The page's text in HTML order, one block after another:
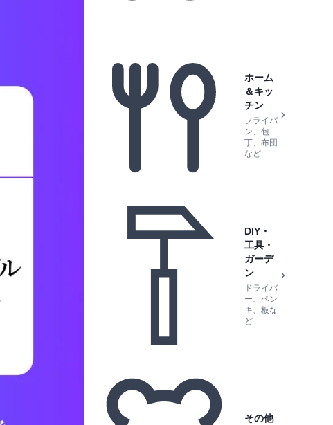
ホーム
＆キッ
チン
フライパ
ン、包
丁、布団
など
DIY・
工具・
ガーデ
ン
ドライバ
ー、ペン
キ、板な
ど
その他